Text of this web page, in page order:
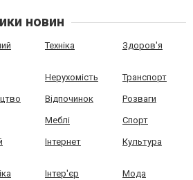
новин
Техніка Здоров'я
Нерухомість Транспорт
Відпочинок Розваги
Меблі Спорт
Інтернет Культура
Інтер'єр Мода